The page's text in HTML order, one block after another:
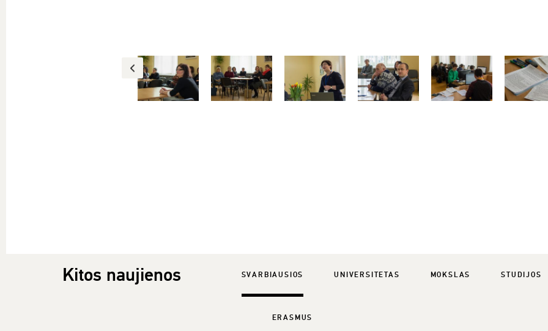
Kitos naujienos SVARBIAUSIOS UNIVERSITETAS MOKSLAS STUDIJOS
ERASMUS